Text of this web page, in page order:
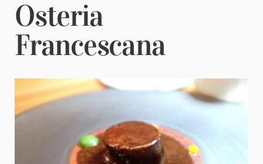
Osteria
Francescana